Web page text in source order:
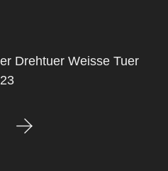
Drehtuer Weisse Tuer